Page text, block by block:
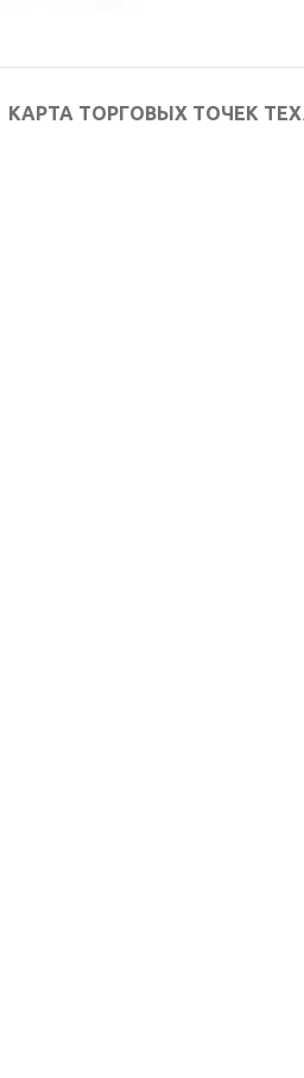
КАРТА ТОРГОВЫХ ТОЧЕК